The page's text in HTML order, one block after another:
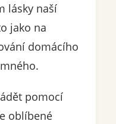
lásky naší
jako na
domácího
pomocí
oblíbené